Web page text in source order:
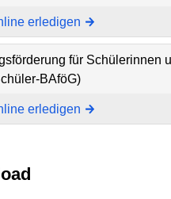
erledigen
für Schülerinnen
BAföG)
erledigen